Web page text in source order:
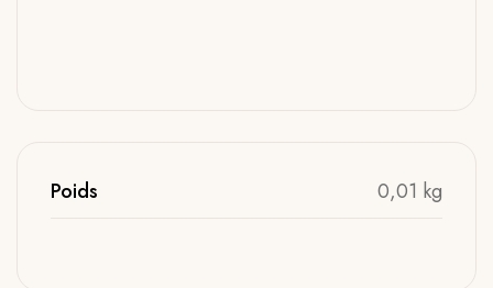
Poids 0,01 kg